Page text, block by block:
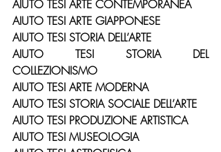
AIUTO TESI ARTE CONTEMPORANEA
AIUTO TESI ARTE GIAPPONESE
AIUTO TESI STORIA DELL’ARTE
AIUTO TESI STORIA DEL
COLLEZIONISMO
AIUTO TESI ARTE MODERNA
AIUTO TESI STORIA SOCIALE DELL’ARTE
AIUTO TESI PRODUZIONE ARTISTICA
AIUTO TESI MUSEOLOGIA